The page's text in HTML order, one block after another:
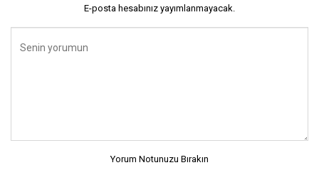
E-posta hesabınız yayımlanmayacak.
Yorum Notunuzu Bırakın